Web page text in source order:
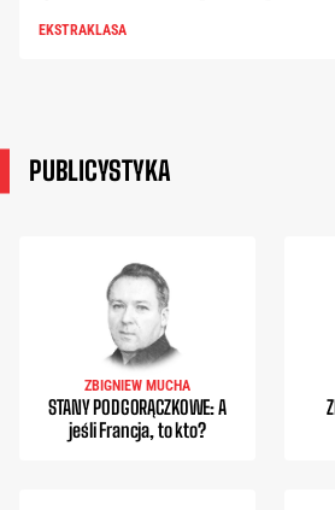
EKSTRAKLASA
PUBLICYSTYKA
ZBIGNIEW MUCHA
STANY PODGORĄCZKOWE: A
jeśli Francja, to kto?